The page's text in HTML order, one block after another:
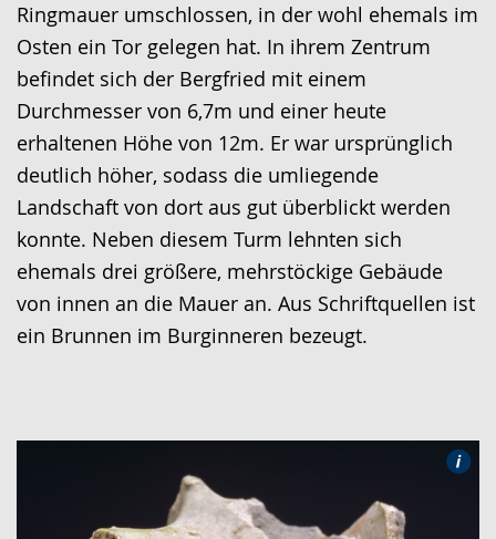
Ringmauer umschlossen, in der wohl ehemals im
Osten ein Tor gelegen hat. In ihrem Zentrum
befindet sich der Bergfried mit einem
Durchmesser von 6,7m und einer heute
erhaltenen Höhe von 12m. Er war ursprünglich
deutlich höher, sodass die umliegende
Landschaft von dort aus gut überblickt werden
konnte. Neben diesem Turm lehnten sich
ehemals drei größere, mehrstöckige Gebäude
von innen an die Mauer an. Aus Schriftquellen ist
ein Brunnen im Burginneren bezeugt.